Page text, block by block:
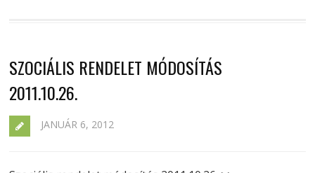
SZOCIÁLIS RENDELET MÓDOSÍTÁS
2011.10.26.
JANUÁR 6, 2012